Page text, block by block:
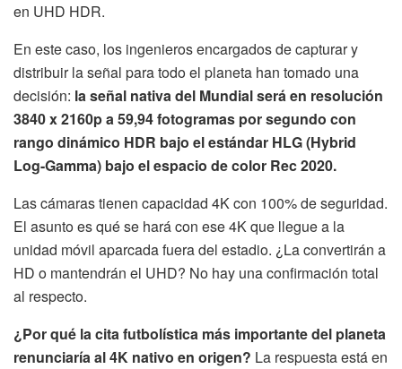
en UHD HDR.
En este caso, los ingenieros encargados de capturar y
distribuir la señal para todo el planeta han tomado una
decisión: la señal nativa del Mundial será en resolución
3840 x 2160p a 59,94 fotogramas por segundo con
rango dinámico HDR bajo el estándar HLG (Hybrid
Log-Gamma) bajo el espacio de color Rec 2020.
Las cámaras tienen capacidad 4K con 100% de seguridad.
El asunto es qué se hará con ese 4K que llegue a la
unidad móvil aparcada fuera del estadio. ¿La convertirán a
HD o mantendrán el UHD? No hay una confirmación total
al respecto.
¿Por qué la cita futbolística más importante del planeta
renunciaría al 4K nativo en origen? La respuesta está en